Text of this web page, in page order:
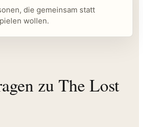
die gemeinsam statt
wollen.
zu The Lost